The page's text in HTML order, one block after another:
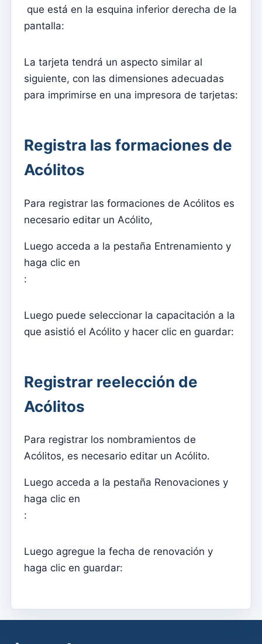
Contenido
Sitio web
para asistir a Misa
Que fácil es tener tu App y Página en Internet – guía
fácil
Enviar notificaciones push sobre contenidos y eventos
Activa la aplicación móvil
Kyrios (Multimodelo – 1)
Configuraciones básicas para un sitio web alojado en
Cómo activar el sitio web
Newsletter
Cómo asociar hojas individuales con grupos
Consultar las suscripciones a newsletter realizadas
Administrar diseños
Envío de un nuevo boletín
Diseños de boletines
Gestão documental
Admin
Asignar acceso a un catequista
que está en la esquina inferior derecha de la
pantalla:
La tarjeta tendrá un aspecto similar al
siguiente, con las dimensiones adecuadas
para imprimirse en una impresora de tarjetas:
Registra las formaciones de
Acólitos
Para registrar las formaciones de Acólitos es
necesario editar un Acólito,
Luego acceda a la pestaña Entrenamiento y
haga clic en
:
Luego puede seleccionar la capacitación a la
que asistió el Acólito y hacer clic en guardar:
Registrar reelección de
Acólitos
Para registrar los nombramientos de
Acólitos, es necesario editar un Acólito.
Luego acceda a la pestaña Renovaciones y
haga clic en
:
Luego agregue la fecha de renovación y
haga clic en guardar: